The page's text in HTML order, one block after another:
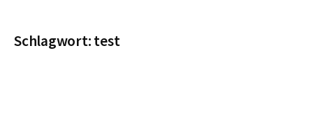
Schlagwort:test